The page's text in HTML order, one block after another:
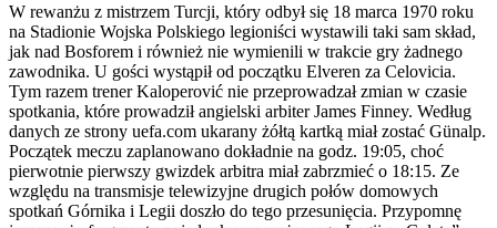
W rewanżu z mistrzem Turcji, który odbył się 18 marca 1970 roku
na Stadionie Wojska Polskiego legioniści wystawili taki sam skład,
jak nad Bosforem i również nie wymienili w trakcie gry żadnego
zawodnika. U gości wystąpił od początku Elveren za Celovicia.
Tym razem trener Kaloperović nie przeprowadzał zmian w czasie
spotkania, które prowadził angielski arbiter James Finney. Według
danych ze strony uefa.com ukarany żółtą kartką miał zostać Günalp.
Początek meczu zaplanowano dokładnie na godz. 19:05, choć
pierwotnie pierwszy gwizdek arbitra miał zabrzmieć o 18:15. Ze
względu na transmisje telewizyjne drugich połów domowych
spotkań Górnika i Legii doszło do tego przesunięcia. Przypomnę